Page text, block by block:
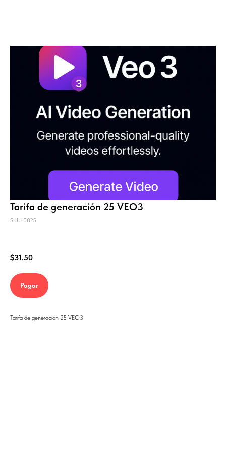
Tarifa de generación 25 VEO3
SKU: 0025
$31.50
Pagar
Tarifa de generación 25 VEO3